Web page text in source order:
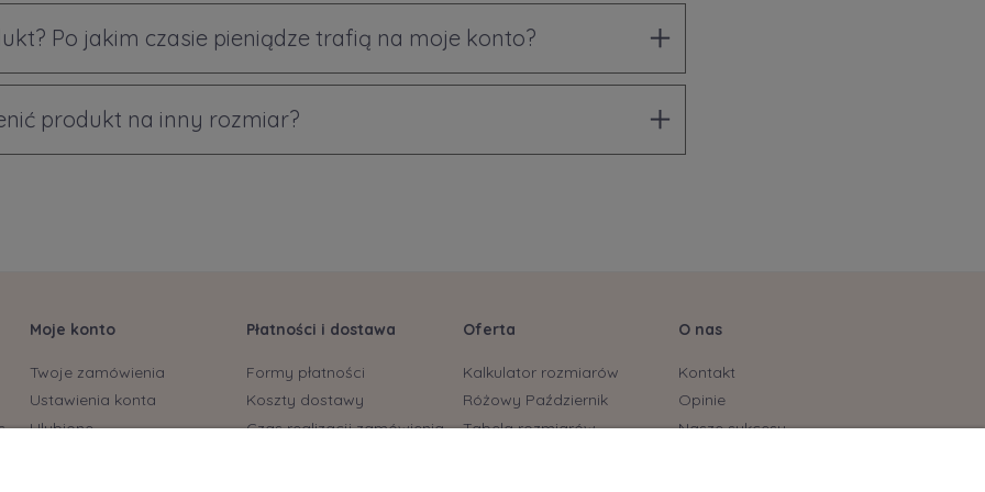
Po jakim czasie pieniądze trafią na moje konto?
produkt na inny rozmiar?
Moje konto
Twoje zamówienia
Ustawienia konta
Ulubione
Płatności i dostawa
Formy płatności
Koszty dostawy
Czas realizacji zamówienia
Oferta
Kalkulator rozmiarów
Różowy Październik
Tabela rozmiarów
O nas
Kontakt
Opinie
Nasze sukcesy